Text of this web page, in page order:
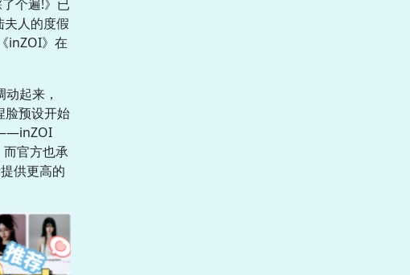
个遍!》已
人的度假
inZOI》在
起来，
脸预设开始
——inZOI
官方也承
供更高的